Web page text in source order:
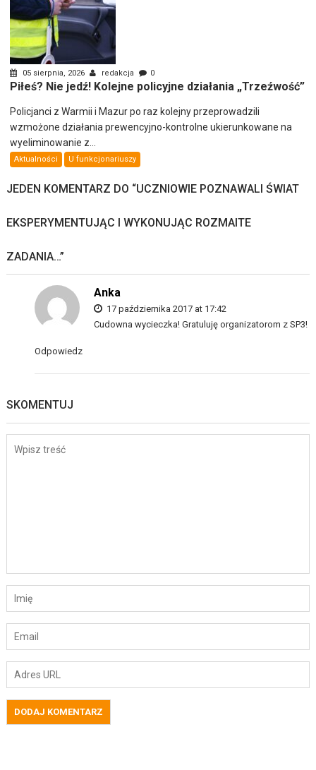
05 sierpnia, 2026 redakcja 0
Piłeś? Nie jedź! Kolejne policyjne działania „Trzeźwość”
Policjanci z Warmii i Mazur po raz kolejny przeprowadzili
wzmożone działania prewencyjno-kontrolne ukierunkowane na
wyeliminowanie z...
Aktualności U funkcjonariuszy
JEDEN KOMENTARZ DO “UCZNIOWIE POZNAWALI ŚWIAT
EKSPERYMENTUJĄC I WYKONUJĄC ROZMAITE
ZADANIA…”
Anka
17 października 2017 at 17:42
Cudowna wycieczka! Gratuluję organizatorom z SP3!
Odpowiedz
SKOMENTUJ